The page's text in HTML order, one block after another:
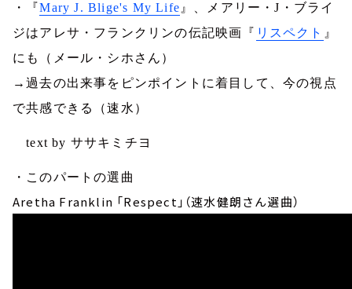
・『Mary J. Blige's My Life 』、メアリー・J ・ブライ
ジはアレサ・フランクリンの伝記映画『 リスペクト 』
にも（メール・シホさん）
→過去の出来事をピンポイントに着目して、今の視点
で共感できる（速水）
text by ササキミチヨ
・このパートの選曲
Aretha Franklin 「Respect」（速水健朗さん選曲）